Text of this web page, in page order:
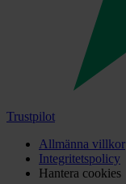
Trustpilot
Allmänna villkor
Integritetspolicy
Hantera cookies